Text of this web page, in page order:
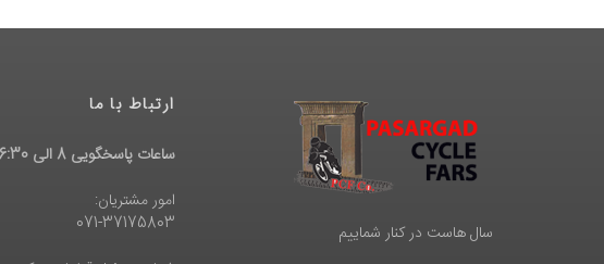
سال هاست در کنار شماییم
ارتباط با ما
ساعات پاسخگویی 8 الی 16:30
امور مشتریان:
071-37175803